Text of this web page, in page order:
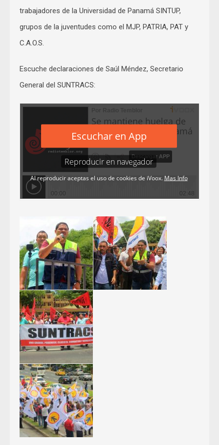
trabajadores de la Universidad de Panamá SINTUP,
grupos de la juventudes como el MJP, PATRIA, PAT y
C.A.O.S.
Escuche declaraciones de Saúl Méndez, Secretario
General del SUNTRACS: